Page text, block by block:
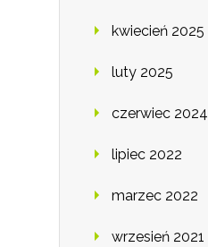
kwiecień 2025
luty 2025
czerwiec 2024
lipiec 2022
marzec 2022
wrzesień 2021